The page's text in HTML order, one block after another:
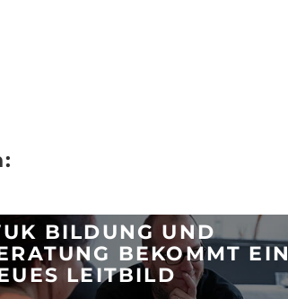
BILDUNG UND
BEKOMMT EIN
LEITBILD